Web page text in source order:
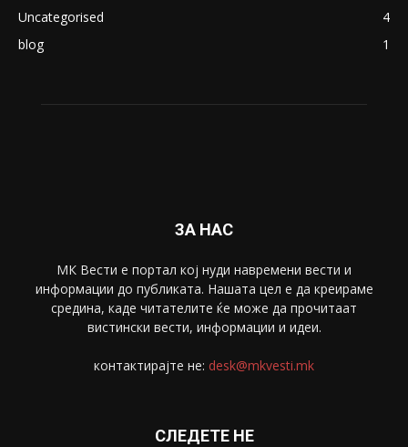
Uncategorised
4
blog
1
ЗА НАС
МК Вести е портал коj нуди навремени вести и
информации до публиката. Нашата цел е да креираме
средина, каде читателите ќе може да прочитаат
вистински вести, информации и идеи.
контактирајте не: desk@mkvesti.mk
СЛЕДЕТЕ НЕ